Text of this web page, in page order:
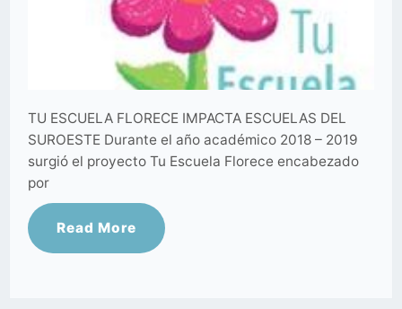
TU ESCUELA FLORECE IMPACTA ESCUELAS DEL
SUROESTE Durante el año académico 2018 – 2019
surgió el proyecto Tu Escuela Florece encabezado
por
Read More